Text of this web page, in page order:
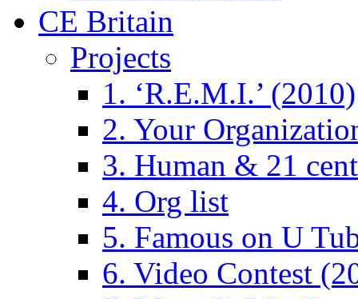
CE Britain
Projects
1. ‘R.E.M.I.’ (2010)
2. Your
3. Human & 21
4. Org list
5. Famous on U
6. Video Contest